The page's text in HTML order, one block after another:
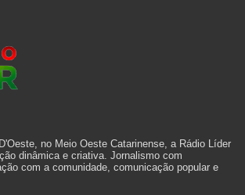
no Meio Oeste Catarinense, a Rádio Líder
dinâmica e criativa. Jornalismo com
com a comunidade, comunicação popular e